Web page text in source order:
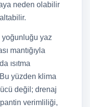
neden olabilir
yoğunluğu yaz
mantığıyla
ısıtma
yüzden klima
değil; drenaj
verimliliği,